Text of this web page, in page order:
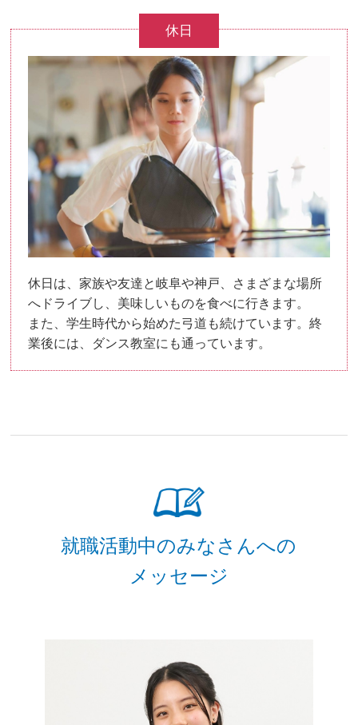
休日
休日は、家族や友達と岐阜や神戸、さまざまな場所
へドライブし、美味しいものを食べに行きます。
また、学生時代から始めた弓道も続けています。終
業後には、ダンス教室にも通っています。
就職活動中のみなさんへの
メッセージ